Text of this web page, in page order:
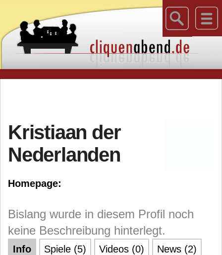
Kristiaan der
Nederlanden
Homepage:
Bislang wurde in diesem Profil noch
keine Beschreibung hinterlegt.
Info Spiele (5) Videos (0) News (2)